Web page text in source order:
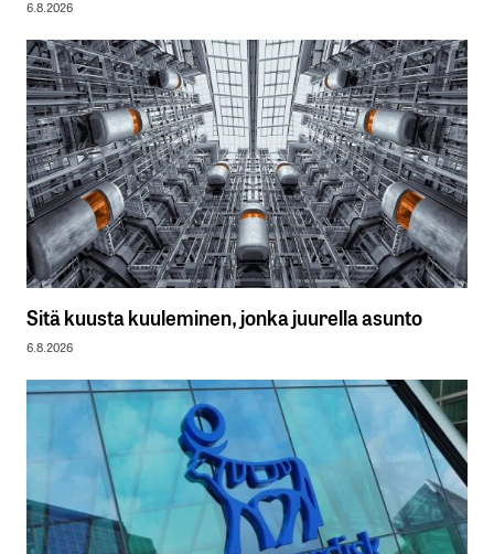
6.8.2026
Sitä kuusta kuuleminen, jonka juurella asunto
6.8.2026